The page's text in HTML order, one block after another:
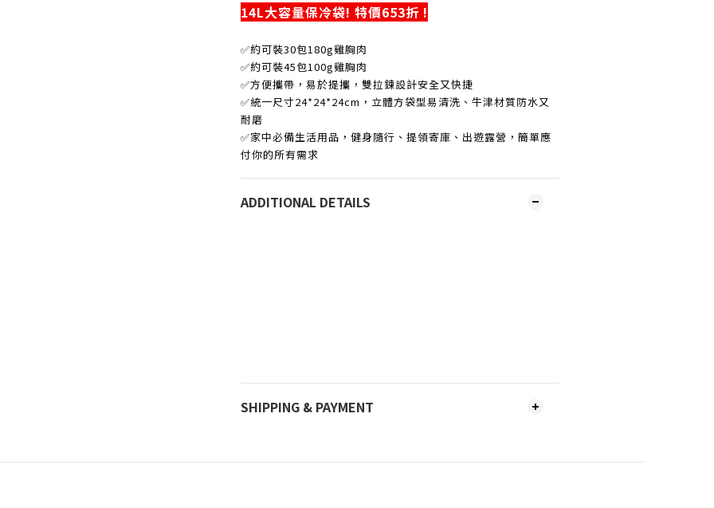
14L大容量保冷袋! 特價653折 !
✅約可裝30包180g雞胸肉
✅約可裝45包100g雞胸肉
✅方便攜帶，易於提攜，雙拉鍊設計安全又快捷
✅統一尺寸24*24*24cm，立體方袋型易清洗、牛津材質防水又
耐磨
✅家中必備生活用品，健身隨行、提領寄庫、出遊露營，簡單應
付你的所有需求
ADDITIONAL DETAILS
SHIPPING & PAYMENT